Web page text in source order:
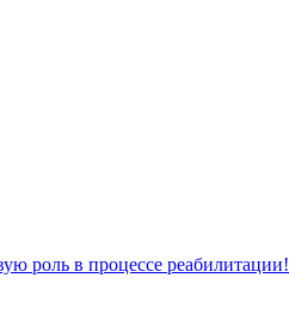
роль в процессе реабилитации!